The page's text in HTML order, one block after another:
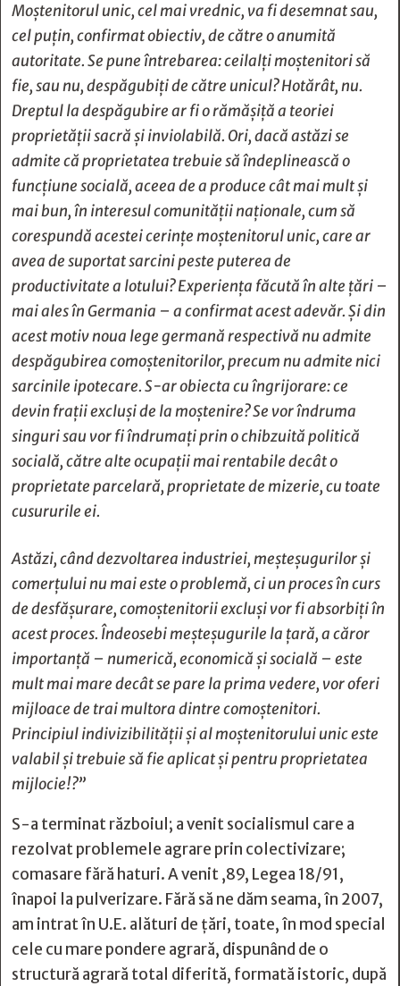
Moștenitorul unic, cel mai vrednic, va fi desemnat sau,
cel puțin, confirmat obiectiv, de către o anumită
autoritate. Se pune întrebarea: ceilalți moștenitori să
fie, sau nu, despăgubiți de către unicul? Hotărât, nu.
Dreptul la despăgubire ar fi o rămășiță a teoriei
proprietății sacră și inviolabilă. Ori, dacă astăzi se
admite că proprietatea trebuie să îndeplinească o
funcțiune socială, aceea de a produce cât mai mult și
mai bun, în interesul comunității naționale, cum să
corespundă acestei cerințe moștenitorul unic, care ar
avea de suportat sarcini peste puterea de
productivitate a lotului? Experiența făcută în alte țări –
mai ales în Germania – a confirmat acest adevăr. Și din
acest motiv noua lege germană respectivă nu admite
despăgubirea comoștenitorilor, precum nu admite nici
sarcinile ipotecare. S-ar obiecta cu îngrijorare: ce
devin frații excluși de la moștenire? Se vor îndruma
singuri sau vor fi îndrumați prin o chibzuită politică
socială, către alte ocupații mai rentabile decât o
proprietate parcelară, proprietate de mizerie, cu toate
cusururile ei.
Astăzi, când dezvoltarea industriei, meșteșugurilor și
comerțului nu mai este o problemă, ci un proces în curs
de desfășurare, comoștenitorii excluși vor fi absorbiți în
acest proces. Îndeosebi meșteșugurile la țară, a căror
importanță – numerică, economică și socială – este
mult mai mare decât se pare la prima vedere, vor oferi
mijloace de trai multora dintre comoștenitori.
Principiul indivizibilității și al moștenitorului unic este
valabil și trebuie să fie aplicat și pentru proprietatea
mijlocie!?”
S-a terminat războiul; a venit socialismul care a
rezolvat problemele agrare prin colectivizare;
comasare fără haturi. A venit ‚89, Legea 18/91,
înapoi la pulverizare. Fără să ne dăm seama, în 2007,
am intrat în U.E. alături de țări, toate, în mod special
cele cu mare pondere agrară, dispunând de o
structură agrară total diferită, formată istoric, după